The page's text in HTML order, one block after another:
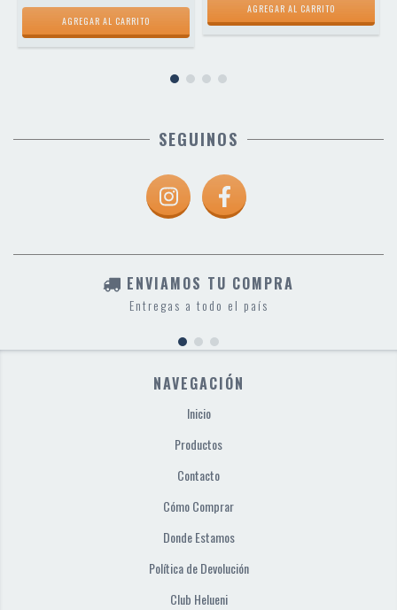
SEGUINOS
ENVIAMOS TU COMPRA
Entregas a todo el país
NAVEGACIÓN
Inicio
Productos
Contacto
Cómo Comprar
Donde Estamos
Política de Devolución
Club Helueni